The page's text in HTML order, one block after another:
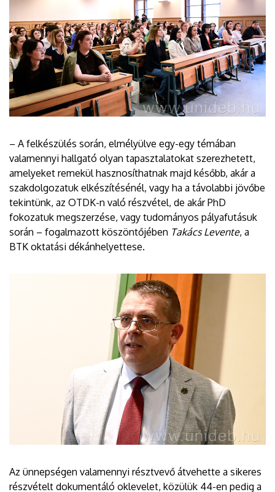
– A felkészülés során, elmélyülve egy-egy témában
valamennyi hallgató olyan tapasztalatokat szerezhetett,
amelyeket remekül hasznosíthatnak majd később, akár a
szakdolgozatuk elkészítésénél, vagy ha a távolabbi jövőbe
tekintünk, az OTDK-n való részvétel, de akár PhD
fokozatuk megszerzése, vagy tudományos pályafutásuk
során – fogalmazott köszöntőjében Takács Levente, a
BTK oktatási dékánhelyettese.
Az ünnepségen valamennyi résztvevő átvehette a sikeres
részvételt dokumentáló oklevelet, közülük 44-en pedig a